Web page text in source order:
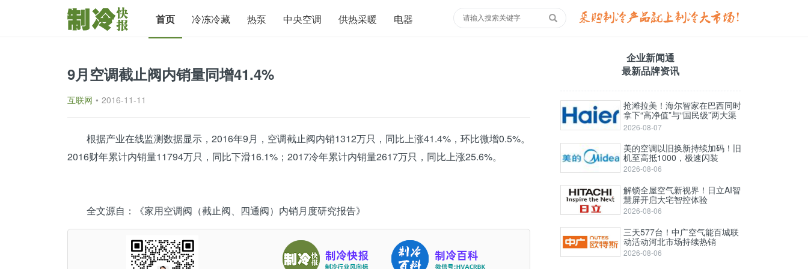
首页 冷冻冷藏 热泵 中央空调 供热采暖 电器
9月空调截止阀内销量同增41.4%
互联网 • 2016-11-11
根据产业在线监测数据显示，2016年9月， 空调截止阀内销1312万只，同比上涨41.4%，环比微增0.5%。
2016财年累计内销量11794万只，同比下滑16.1%；2017冷年累计内销量2617万只，同比上涨25.6%。
全文源自：《家用空调阀（截止阀、 四通阀）内销月度研究报告》
企业新闻通
最新品牌资讯
抢滩拉美！海尔智家在巴西同时
拿下“高净值”与“国民级”两大渠
道
2026-08-07
美的空调以旧换新持续加码！旧
机至高抵1000，极速闪装
2026-08-06
解锁全屋空气新视界！日立AI智
慧屏开启大宅智控体验
2026-08-06
三天577台！中广空气能百城联
动活动河北市场持续热销
2026-08-06